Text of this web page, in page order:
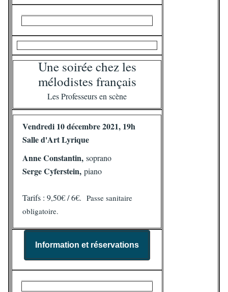
Une soirée chez les
mélodistes français
Les Professeurs en scène
Vendredi 10 décembre 2021, 19h
Salle d'Art Lyrique
Anne Constantin, soprano
Serge Cyferstein, piano
Tarifs : 9,50€ / 6€. Passe sanitaire
obligatoire.
Information et réservations